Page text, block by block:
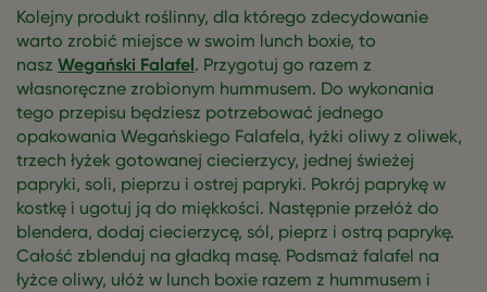
Kolejny produkt roślinny, dla którego zdecydowanie
warto zrobić miejsce w swoim lunch boxie, to
nasz Wegański Falafel. Przygotuj go razem z
własnoręczne zrobionym hummusem. Do wykonania
tego przepisu będziesz potrzebować jednego
opakowania Wegańskiego Falafela, łyżki oliwy z oliwek,
trzech łyżek gotowanej ciecierzycy, jednej świeżej
papryki, soli, pieprzu i ostrej papryki. Pokrój paprykę w
kostkę i ugotuj ją do miękkości. Następnie przełóż do
blendera, dodaj ciecierzycę, sól, pieprz i ostrą paprykę.
Całość zblenduj na gładką masę. Podsmaż falafel na
łyżce oliwy, ułóż w lunch boxie razem z hummusem i